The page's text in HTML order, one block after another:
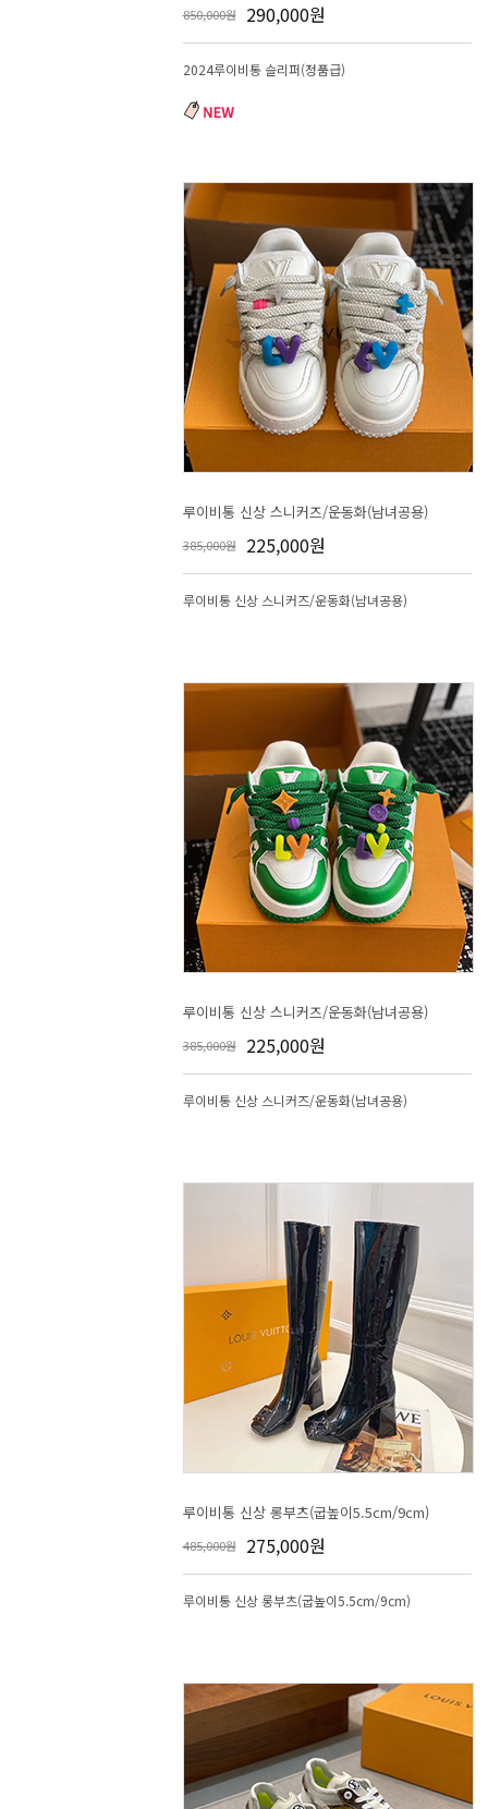
850,000원 290,000원
2024루이비통 슬리퍼(정품급)
루이비통 신상 스니커즈/운동화(남녀공용)
385,000원 225,000원
루이비통 신상 스니커즈/운동화(남녀공용)
루이비통 신상 스니커즈/운동화(남녀공용)
385,000원 225,000원
루이비통 신상 스니커즈/운동화(남녀공용)
루이비통 신상 롱부츠(굽높이5.5cm/9cm)
485,000원 275,000원
루이비통 신상 롱부츠(굽높이5.5cm/9cm)